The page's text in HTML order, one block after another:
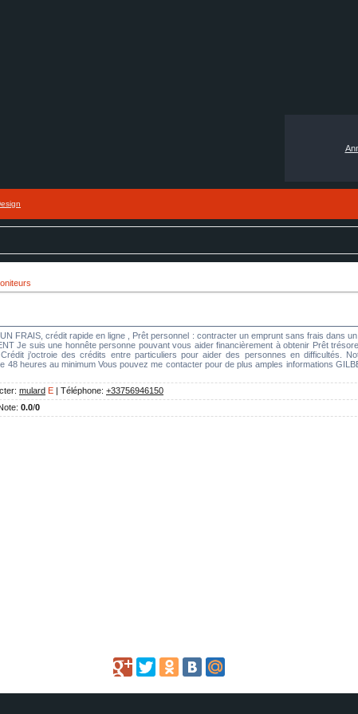
FRAIS, crédit rapide en ligne , Prêt personnel : contracter un emprunt sans frais dans
Je suis une honnête personne pouvant vous aider financièrement à obtenir Prêt
j’octroie des crédits entre particuliers pour aider des personnes en difficultés.
48 heures au minimum Vous pouvez me contacter pour de plus amples informations
: mulard E | Téléphone: +33756946150
: 0.0/0